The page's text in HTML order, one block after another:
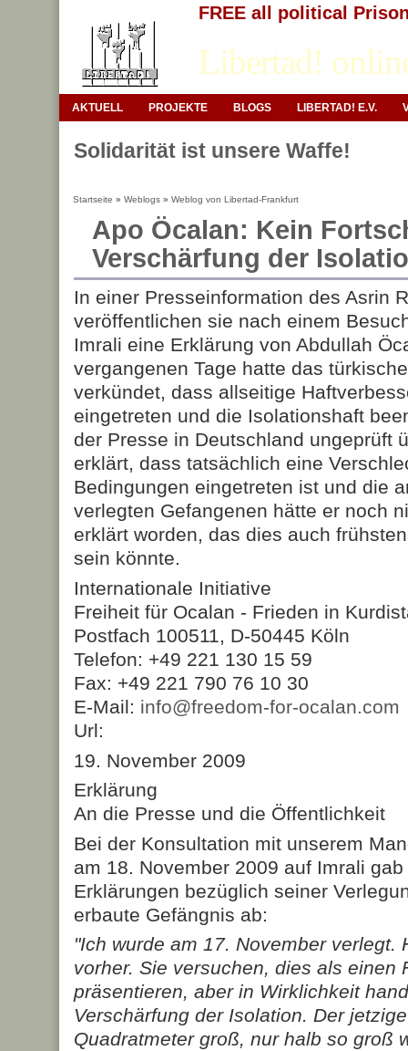
FREE all political
Libertad!
AKTUELL PROJEKTE BLOGS LIBERTAD! E.V.
Solidarität ist unsere Waffe!
Startseite » Weblogs » Weblog von Libertad-Frankfurt
Apo Öcalan: Kein
Verschärfung der
In einer Presseinformation des Asrin
veröffentlichen sie nach einem
Imrali eine Erklärung von Abdullah
vergangenen Tage hatte das
verkündet, dass allseitige
eingetreten und die Isolationshaft
der Presse in Deutschland ungeprüft
erklärt, dass tatsächlich eine
Bedingungen eingetreten ist und die
verlegten Gefangenen hätte er noch
erklärt worden, das dies auch
sein könnte.
Internationale Initiative
Freiheit für Ocalan - Frieden in
Postfach 100511, D-50445 Köln
Telefon: +49 221 130 15 59
Fax: +49 221 790 76 10 30
E-Mail: info@freedom-for-ocalan.com
Url:
19. November 2009
Erklärung
An die Presse und die Öffentlichkeit
Bei der Konsultation mit unserem
am 18. November 2009 auf Imrali
Erklärungen bezüglich seiner
erbaute Gefängnis ab:
"Ich wurde am 17. November verlegt.
vorher. Sie versuchen, dies als einen
präsentieren, aber in Wirklichkeit
Verschärfung der Isolation. Der
Quadratmeter groß, nur halb so groß